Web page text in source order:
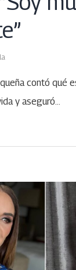
contó qué
y aseguró…